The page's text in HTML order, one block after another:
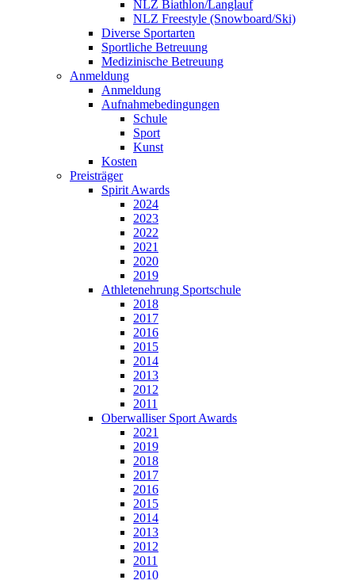
NLZ Biathlon/Langlauf
NLZ Freestyle (Snowboard/Ski)
Diverse Sportarten
Sportliche Betreuung
Medizinische Betreuung
Anmeldung
Anmeldung
Aufnahmebedingungen
Schule
Sport
Kunst
Kosten
Preisträger
Spirit Awards
2024
2023
2022
2021
2020
2019
Athletenehrung Sportschule
2018
2017
2016
2015
2014
2013
2012
2011
Oberwalliser Sport Awards
2021
2019
2018
2017
2016
2015
2014
2013
2012
2011
2010